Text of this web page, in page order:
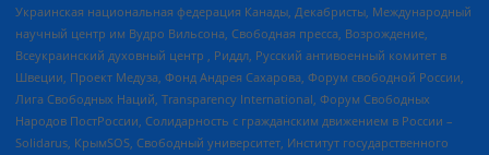
Украинская национальная федерация Канады, Декабристы, Международный
научный центр им Вудро Вильсона, Свободная пресса, Возрождение,
Всеукраинский духовный центр , Риддл, Русский антивоенный комитет в
Швеции, Проект Медуза, Фонд Андрея Сахарова, Форум свободной России,
Лига Свободных Наций, Transparеncy International, Форум Свободных
Народов ПостРоссии, Солидарность с гражданским движением в России –
Solidarus, КрымSOS, Свободный университет, Институт государственного